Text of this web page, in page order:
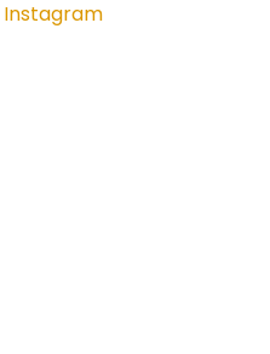
Instagram